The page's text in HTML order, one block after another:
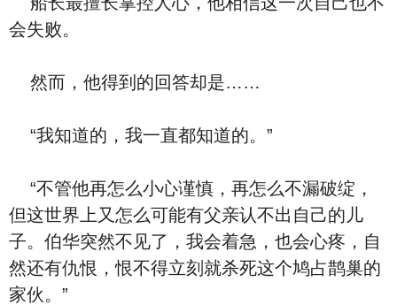
会失败。
然而，他得到的回答却是……
“我知道的，我一直都知道的。”
“不管他再怎么小心谨慎，再怎么不漏破绽，
但这世界上又怎么可能有父亲认不出自己的儿
子。伯华突然不见了，我会着急，也会心疼，自
然还有仇恨，恨不得立刻就杀死这个鸠占鹊巢的
家伙。”